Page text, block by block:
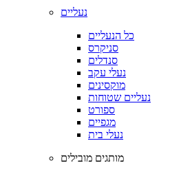
נעליים
כל הנעליים
סניקרס
סנדלים
נעלי עקב
מוקסינים
נעליים שטוחות
ספורט
מגפיים
נעלי בית
מותגים מובילים